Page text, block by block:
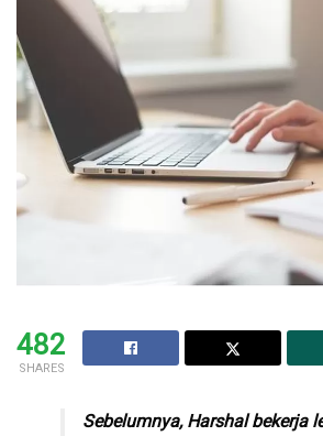
482
SHARES
Sebelumnya, Harshal bekerja